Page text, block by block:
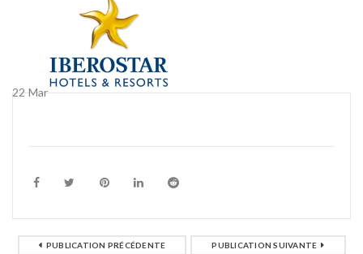
22 Mar
PUBLICATION PRÉCÉDENTE PUBLICATION SUIVANTE